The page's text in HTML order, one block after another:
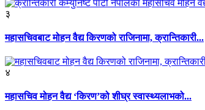
३
महासचिवबाट मोहन वैद्य किरणको राजिनामा, क्रान्तिकारी...
४
महासचिव मोहन वैद्य ‘किरण’को शीघ्र स्वास्थ्यलाभको...